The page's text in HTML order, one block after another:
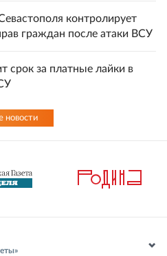
контролирует
граждан после атаки ВСУ
срок за платные лайки в
новости